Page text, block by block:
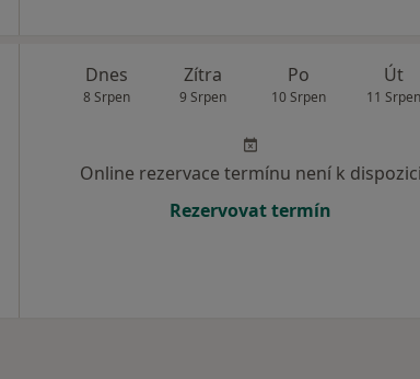
Dnes
8 Srpen
Zítra
9 Srpen
Po
10 Srpen
Út
11 Srpen
Online rezervace termínu není k dispozici
Rezervovat termín